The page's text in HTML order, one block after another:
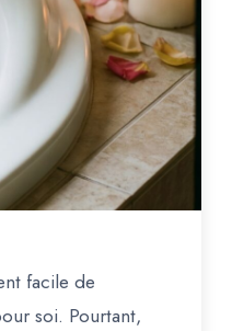
facile de
soi. Pourtant,